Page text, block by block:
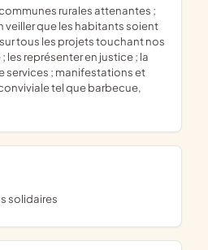
rurales attenantes ;
que les habitants soient
tous les projets touchant nos
les représenter en justice ; la
services ; manifestations et
tel que barbecue,
solidaires